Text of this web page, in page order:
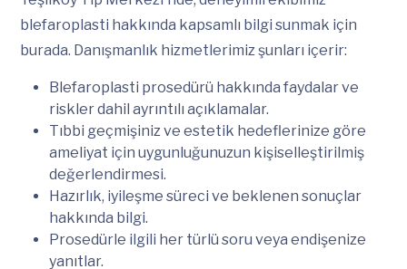
blefaroplasti hakkında kapsamlı bilgi sunmak için
burada. Danışmanlık hizmetlerimiz şunları içerir:
Blefaroplasti prosedürü hakkında faydalar ve
riskler dahil ayrıntılı açıklamalar.
Tıbbi geçmişiniz ve estetik hedeflerinize göre
ameliyat için uygunluğunuzun kişiselleştirilmiş
değerlendirmesi.
Hazırlık, iyileşme süreci ve beklenen sonuçlar
hakkında bilgi.
Prosedürle ilgili her türlü soru veya endişenize
yanıtlar.